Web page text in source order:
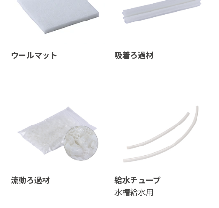
ウールマット 吸着ろ過材
流動ろ過材
給水チューブ
水槽給水用